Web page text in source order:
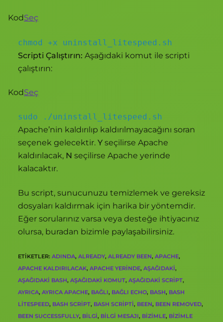
KodSeç
chmod +x uninstall_litespeed.sh
Scripti Çalıştırın: Aşağıdaki komut ile scripti
çalıştırın:
KodSeç
sudo ./uninstall_litespeed.sh
Apache’nin kaldırılıp kaldırılmayacağını soran
seçenek gelecektir. Y seçilirse Apache
kaldırılacak, N seçilirse Apache yerinde
kalacaktır.
Bu script, sunucunuzu temizlemek ve gereksiz
dosyaları kaldırmak için harika bir yöntemdir.
Eğer sorularınız varsa veya desteğe ihtiyacınız
olursa, buradan bizimle paylaşabilirsiniz.
ETIKETLER: ADINDA, ALREADY, ALREADY BEEN, APACHE,
APACHE KALDIRILACAK, APACHE YERINDE, AŞAĞIDAKI,
AŞAĞIDAKI BASH, AŞAĞIDAKI KOMUT, AŞAĞIDAKI SCRIPT,
AYRICA, AYRICA APACHE, BAĞLI, BAĞLI ECHO, BASH, BASH
LITESPEED, BASH SCRIPT, BASH SCRIPTI, BEEN, BEEN REMOVED,
BEEN SUCCESSFULLY, BILGI, BILGI MESAJI, BIZIMLE, BIZIMLE